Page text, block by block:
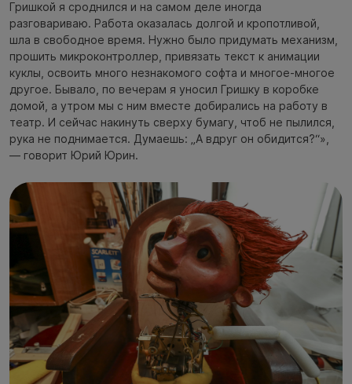
Гришкой я сроднился и на самом деле иногда
разговариваю. Работа оказалась долгой и кропотливой,
шла в свободное время. Нужно было придумать механизм,
прошить микроконтроллер, привязать текст к анимации
куклы, освоить много незнакомого софта и многое-многое
другое. Бывало, по вечерам я уносил Гришку в коробке
домой, а утром мы с ним вместе добирались на работу в
театр. И сейчас накинуть сверху бумагу, чтоб не пылился,
рука не поднимается. Думаешь: „А вдруг он обидится?“»,
— говорит Юрий Юрин.